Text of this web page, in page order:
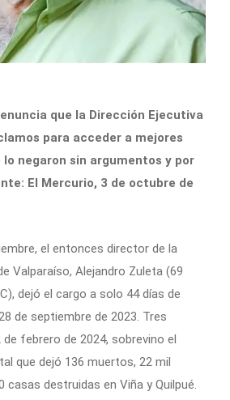
que la Dirección Ejecutiva
para acceder a mejores
lo negaron sin argumentos y por
El Mercurio, 3 de octubre de
el entonces director de la
Valparaíso, Alejandro Zuleta (69
dejó el cargo a solo 44 días de
de septiembre de 2023. Tres
febrero de 2024, sobrevino el
que dejó 136 muertos, 22 mil
casas destruidas en Viña y Quilpué.